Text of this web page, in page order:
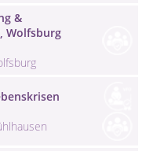
&
Wolfsburg